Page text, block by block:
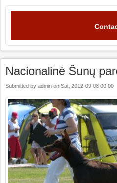
Nacionalinė Šunų
Submitted by admin on Sat, 2012-09-08 00:00